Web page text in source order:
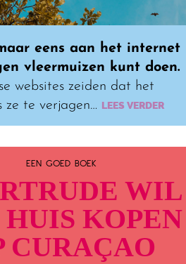
eens aan het internet
vleermuizen kunt doen.
websites zeiden dat het
ze te verjagen… LEES VERDER
EEN GOED BOEK
WIL
KOPEN
CURAÇAO